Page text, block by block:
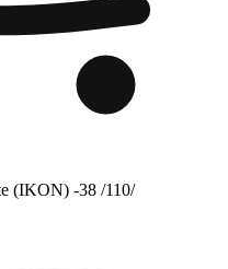
(IKON) -38 /110/